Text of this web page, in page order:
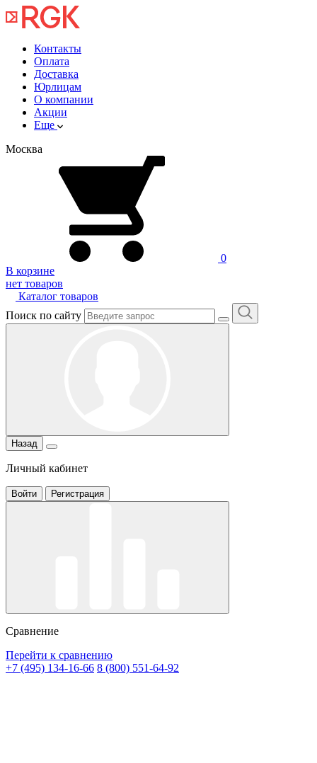
Контакты
Оплата
Доставка
Юрлицам
О компании
Акции
Еще
Москва
0
В корзине
нет товаров
Каталог товаров
Поиск по сайту
Назад
Личный кабинет
Войти Регистрация
Сравнение
Перейти к сравнению
+7 (495) 134-16-66 8 (800) 551-64-92